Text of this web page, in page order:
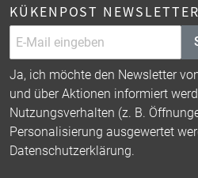
KÜKENPOST NEWSLETTER
Ja, ich möchte den Newsletter
und über Aktionen informiert
Nutzungsverhalten (z. B.
Personalisierung ausgewertet
Datenschutzerklärung.